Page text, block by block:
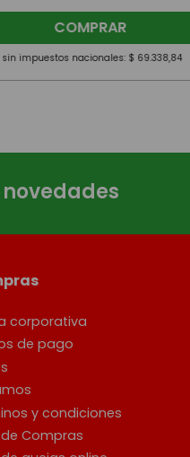
COMPRAR
sin impuestos nacionales: $ 69.338,84
corporativa
de pago
y condiciones
Compras